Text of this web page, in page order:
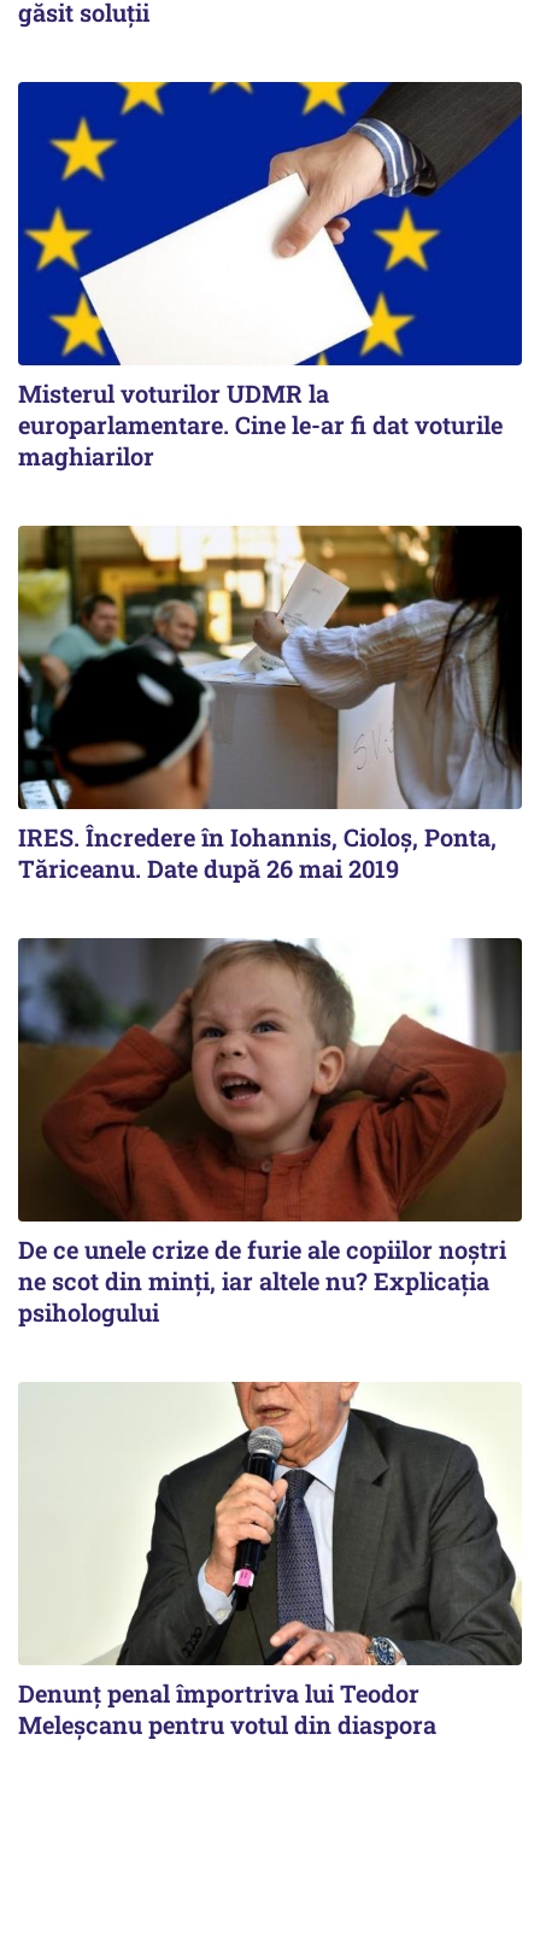
găsit soluţii
Misterul voturilor UDMR la
europarlamentare. Cine le-ar fi dat voturile
maghiarilor
IRES. Încredere în Iohannis, Cioloș, Ponta,
Tăriceanu. Date după 26 mai 2019
De ce unele crize de furie ale copiilor noștri
ne scot din minți, iar altele nu? Explicația
psihologului
Denunț penal împortriva lui Teodor
Meleșcanu pentru votul din diaspora